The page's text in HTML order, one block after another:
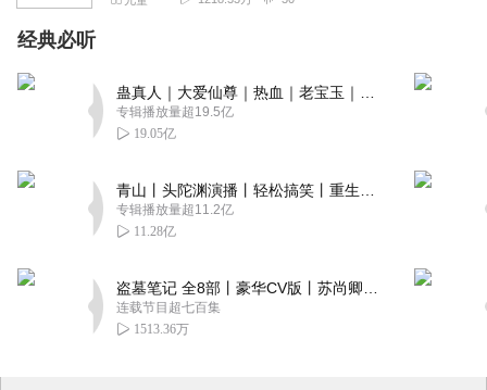
经典必听
专辑播放量超19.5亿
19.05亿
专辑播放量超11.2亿
11.28亿
连载节目超七百集
1513.36万